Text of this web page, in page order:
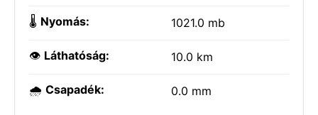
🌡️ Nyomás: 1021.0 mb
👁️ Láthatóság: 10.0 km
🌧️ Csapadék: 0.0 mm